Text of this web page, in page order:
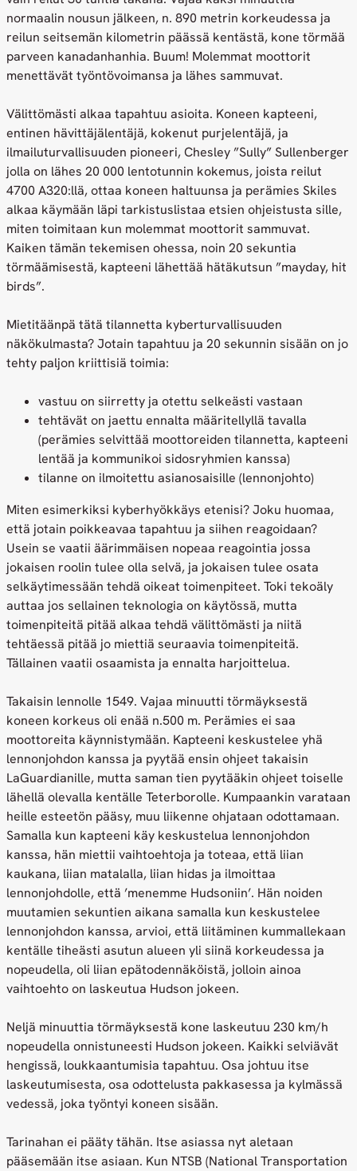
normaalin nousun jälkeen, n. 890 metrin korkeudessa ja
reilun seitsemän kilometrin päässä kentästä, kone törmää
parveen kanadanhanhia. Buum! Molemmat moottorit
menettävät työntövoimansa ja lähes sammuvat.
Välittömästi alkaa tapahtuu asioita. Koneen kapteeni,
entinen hävittäjälentäjä, kokenut purjelentäjä, ja
ilmailuturvallisuuden pioneeri, Chesley ”Sully” Sullenberger
jolla on lähes 20 000 lentotunnin kokemus, joista reilut
4700 A320:llä, ottaa koneen haltuunsa ja perämies Skiles
alkaa käymään läpi tarkistuslistaa etsien ohjeistusta sille,
miten toimitaan kun molemmat moottorit sammuvat.
Kaiken tämän tekemisen ohessa, noin 20 sekuntia
törmäämisestä, kapteeni lähettää hätäkutsun ”mayday, hit
birds”.
Mietitäänpä tätä tilannetta kyberturvallisuuden
näkökulmasta? Jotain tapahtuu ja 20 sekunnin sisään on jo
tehty paljon kriittisiä toimia:
vastuu on siirretty ja otettu selkeästi vastaan
tehtävät on jaettu ennalta määritellyllä tavalla
(perämies selvittää moottoreiden tilannetta, kapteeni
lentää ja kommunikoi sidosryhmien kanssa)
tilanne on ilmoitettu asianosaisille (lennonjohto)
Miten esimerkiksi kyberhyökkäys etenisi? Joku huomaa,
että jotain poikkeavaa tapahtuu ja siihen reagoidaan?
Usein se vaatii äärimmäisen nopeaa reagointia jossa
jokaisen roolin tulee olla selvä, ja jokaisen tulee osata
selkäytimessään tehdä oikeat toimenpiteet. Toki tekoäly
auttaa jos sellainen teknologia on käytössä, mutta
toimenpiteitä pitää alkaa tehdä välittömästi ja niitä
tehtäessä pitää jo miettiä seuraavia toimenpiteitä.
Tällainen vaatii osaamista ja ennalta harjoittelua.
Takaisin lennolle 1549. Vajaa minuutti törmäyksestä
koneen korkeus oli enää n.500 m. Perämies ei saa
moottoreita käynnistymään. Kapteeni keskustelee yhä
lennonjohdon kanssa ja pyytää ensin ohjeet takaisin
LaGuardianille, mutta saman tien pyytääkin ohjeet toiselle
lähellä olevalla kentälle Teterborolle. Kumpaankin varataan
heille esteetön pääsy, muu liikenne ohjataan odottamaan.
Samalla kun kapteeni käy keskustelua lennonjohdon
kanssa, hän miettii vaihtoehtoja ja toteaa, että liian
kaukana, liian matalalla, liian hidas ja ilmoittaa
lennonjohdolle, että ’menemme Hudsoniin’. Hän noiden
muutamien sekuntien aikana samalla kun keskustelee
lennonjohdon kanssa, arvioi, että liitäminen kummallekaan
kentälle tiheästi asutun alueen yli siinä korkeudessa ja
nopeudella, oli liian epätodennäköistä, jolloin ainoa
vaihtoehto on laskeutua Hudson jokeen.
Neljä minuuttia törmäyksestä kone laskeutuu 230 km/h
nopeudella onnistuneesti Hudson jokeen. Kaikki selviävät
hengissä, loukkaantumisia tapahtuu. Osa johtuu itse
laskeutumisesta, osa odottelusta pakkasessa ja kylmässä
vedessä, joka työntyi koneen sisään.
Tarinahan ei pääty tähän. Itse asiassa nyt aletaan
pääsemään itse asiaan. Kun NTSB (National Transportation